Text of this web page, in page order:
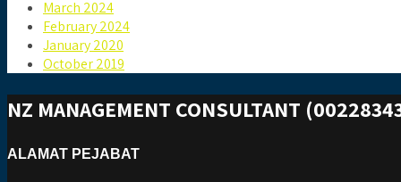
March 2024
February 2024
January 2020
October 2019
NZ MANAGEMENT CONSULTANT
ALAMAT PEJABAT